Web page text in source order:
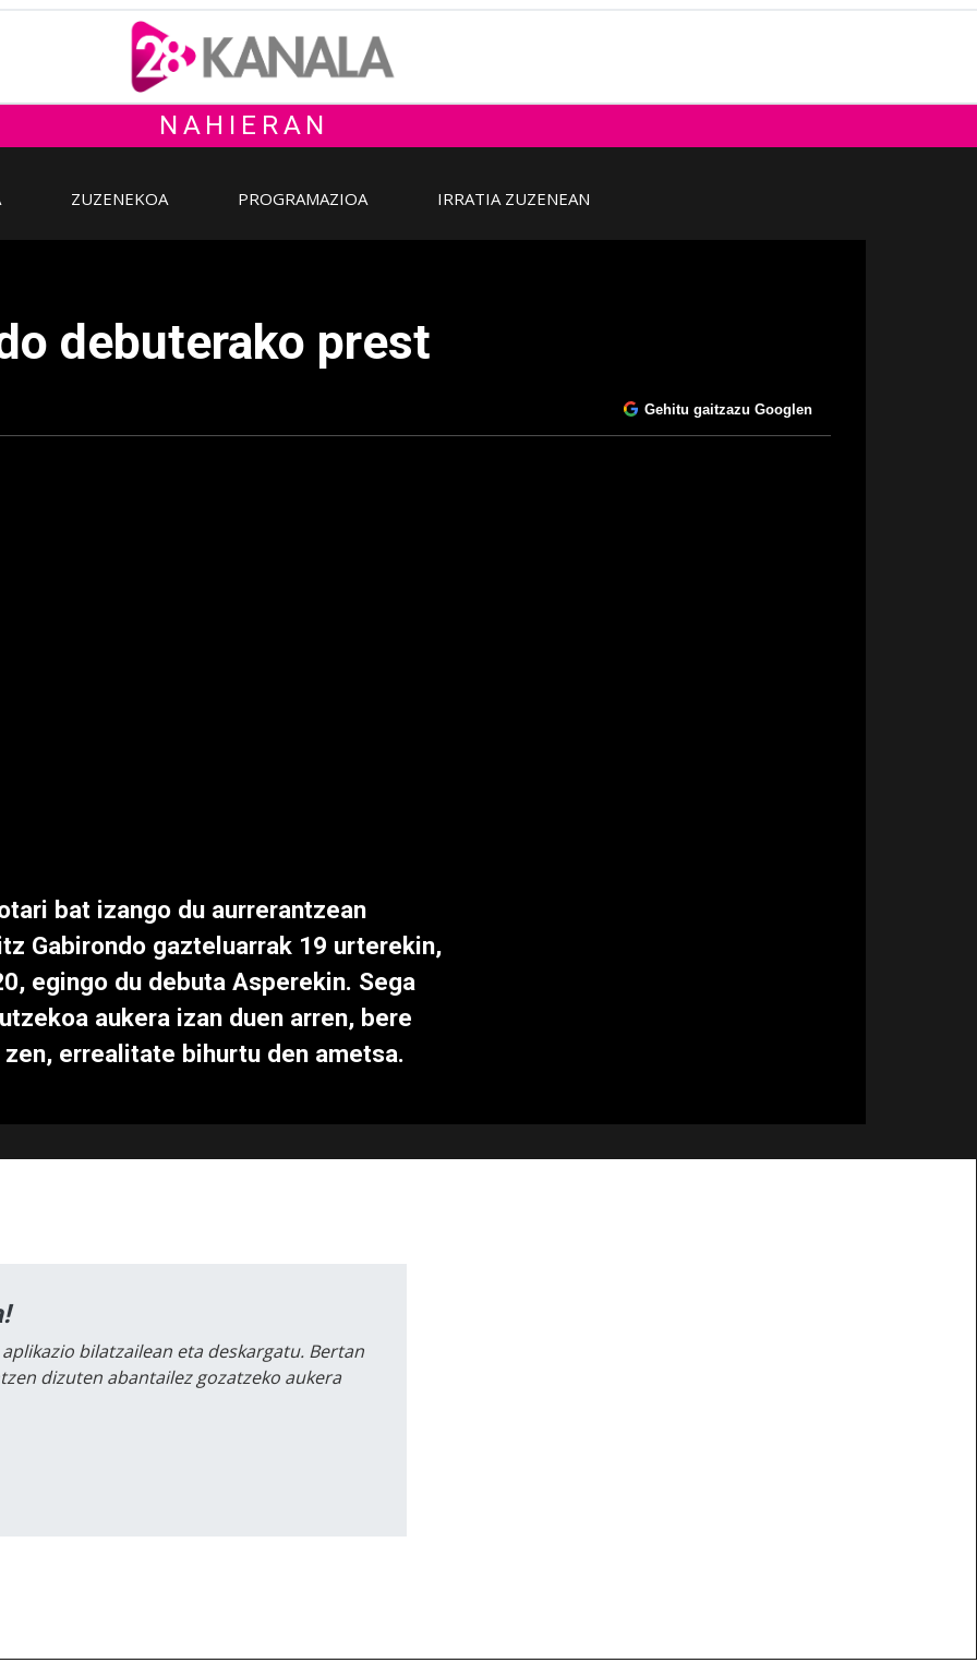
NAHIERAN
ZUZENEKOA PROGRAMAZIOA IRRATIA ZUZENEAN
debuterako prest
Gehitu gaitzazu Googlen
bat izango du aurrerantzean
Gabirondo gazteluarrak 19 urterekin,
egingo du debuta Asperekin. Sega
aukera izan duen arren, bere
errealitate bihurtu den ametsa.
bilatzailean eta deskargatu. Bertan
dizuten abantailez gozatzeko aukera